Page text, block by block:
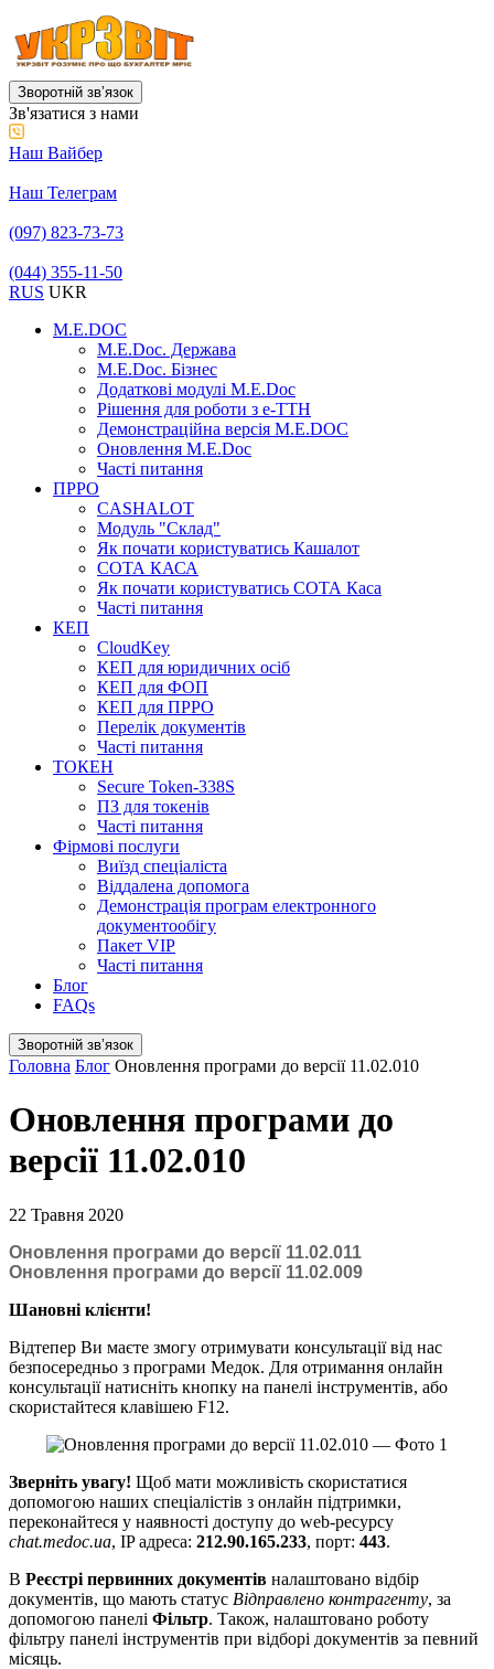
Зворотній звʼязок
Зв'язатися з нами
Наш Вайбер
Наш Телеграм
(097) 823-73-73
(044) 355-11-50
RUS UKR
M.E.DOC
M.E.Doc. Держава
M.E.Doc. Бізнес
Додаткові модулі M.E.Doc
Рішення для роботи з е-ТТН
Демонстраційна версія M.E.DOC
Оновлення M.E.Doc
Часті питання
ПРРО
CASHALOT
Модуль "Склад"
Як почати користуватись Кашалот
СОТА КАСА
Як почати користуватись СОТА Каса
Часті питання
КЕП
CloudKey
КЕП для юридичних осіб
КЕП для ФОП
КЕП для ПРРО
Перелік документів
Часті питання
ТОКЕН
Secure Token-338S
ПЗ для токенів
Часті питання
Фірмові послуги
Виїзд спеціаліста
Віддалена допомога
Демонстрація програм електронного
документообігу
Пакет VIP
Часті питання
Блог
FAQs
Зворотній звʼязок
Головна Блог Оновлення програми до версії 11.02.010
Оновлення програми до
версії 11.02.010
22 Травня 2020
Оновлення програми до версії 11.02.011
Оновлення програми до версії 11.02.009
Шановні клієнти!
Відтепер Ви маєте змогу отримувати консультації від нас
безпосередньо з програми Медок. Для отримання онлайн
консультації натисніть кнопку на панелі інструментів, або
скористайтеся клавішею F12.
Зверніть увагу! Щоб мати можливість скористатися
допомогою наших спеціалістів з онлайн підтримки,
переконайтеся у наявності доступу до web-ресурсу
chat.medoc.ua, IP адреса: 212.90.165.233, порт: 443.
В Реєстрі первинних документів налаштовано відбір
документів, що мають статус Відправлено контрагенту, за
допомогою панелі Фільтр. Також, налаштовано роботу
фільтру панелі інструментів при відборі документів за певний
місяць.